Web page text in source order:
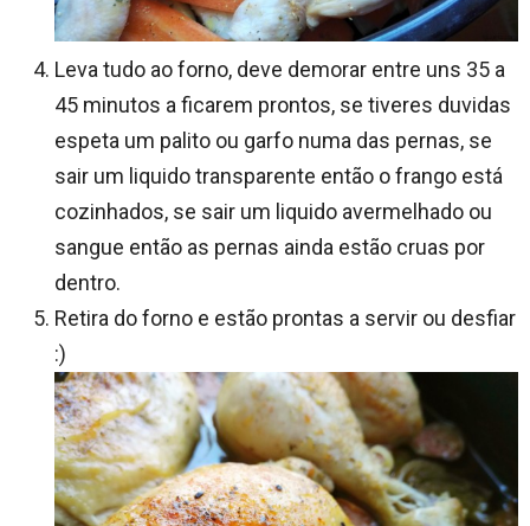
Leva tudo ao forno, deve demorar entre uns 35 a
45 minutos a ficarem prontos, se tiveres duvidas
espeta um palito ou garfo numa das pernas, se
sair um liquido transparente então o frango está
cozinhados, se sair um liquido avermelhado ou
sangue então as pernas ainda estão cruas por
dentro.
Retira do forno e estão prontas a servir ou desfiar
:)